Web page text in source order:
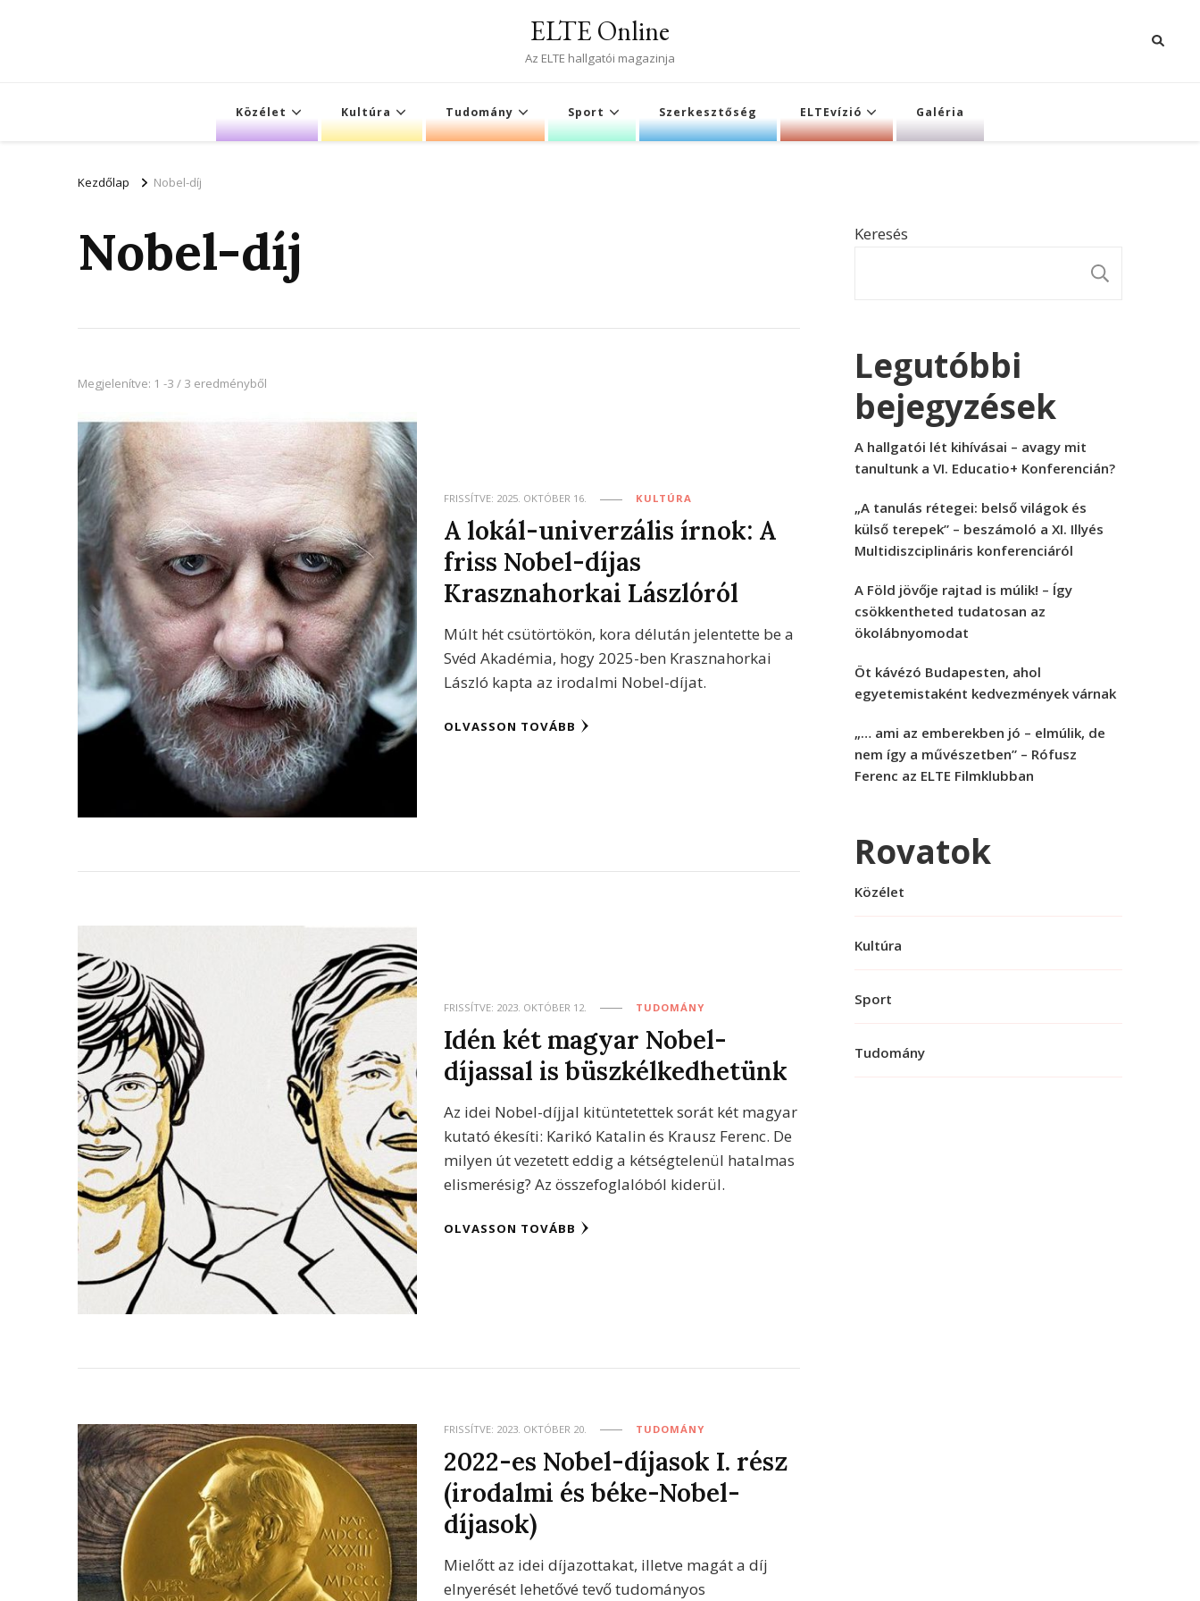
ELTE Online
Az ELTE hallgatói magazinja
Közélet Kultúra Tudomány Sport Szerkesztőség ELTEvízió Galéria
Kezdőlap Nobel-díj
Nobel-díj
Megjelenítve: 1 -3 / 3 eredményből
FRISSÍTVE: 2025. OKTÓBER 16. KULTÚRA
A lokál-univerzális írnok: A
friss Nobel-díjas
Krasznahorkai Lászlóról
Múlt hét csütörtökön, kora délután jelentette be a
Svéd Akadémia, hogy 2025-ben Krasznahorkai
László kapta az irodalmi Nobel-díjat.
OLVASSON TOVÁBB
FRISSÍTVE: 2023. OKTÓBER 12. TUDOMÁNY
Idén két magyar Nobel-
díjassal is büszkélkedhetünk
Az idei Nobel-díjjal kitüntetettek sorát két magyar
kutató ékesíti: Karikó Katalin és Krausz Ferenc. De
milyen út vezetett eddig a kétségtelenül hatalmas
elismerésig? Az összefoglalóból kiderül.
OLVASSON TOVÁBB
FRISSÍTVE: 2023. OKTÓBER 20. TUDOMÁNY
2022-es Nobel-díjasok I. rész
(irodalmi és béke-Nobel-
díjasok)
Mielőtt az idei díjazottakat, illetve magát a díj
elnyerését lehetővé tevő tudományos
Keresés
Legutóbbi
bejegyzések
A hallgatói lét kihívásai – avagy mit
tanultunk a VI. Educatio+ Konferencián?
„A tanulás rétegei: belső világok és
külső terepek” – beszámoló a XI. Illyés
Multidiszciplináris konferenciáról
A Föld jövője rajtad is múlik! – Így
csökkentheted tudatosan az
ökolábnyomodat
Öt kávézó Budapesten, ahol
egyetemistaként kedvezmények várnak
„… ami az emberekben jó – elmúlik, de
nem így a művészetben” – Rófusz
Ferenc az ELTE Filmklubban
Rovatok
Közélet
Kultúra
Sport
Tudomány